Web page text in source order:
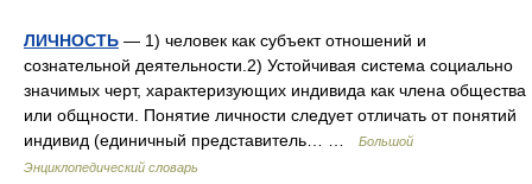
ЛИЧНОСТЬ — 1) человек как субъект отношений и
сознательной деятельности.2) Устойчивая система социально
значимых черт, характеризующих индивида как члена общества
или общности. Понятие личности следует отличать от понятий
индивид (единичный представитель… …
Большой
Энциклопедический словарь